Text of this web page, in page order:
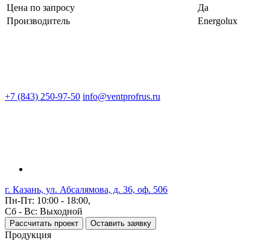
Цена по запросу
Да
Производитель
Energolux
+7 (843) 250-97-50 info@ventprofrus.ru
г. Казань, ул. Абсалямова, д. 36, оф. 506
Пн-Пт: 10:00 - 18:00,
Сб - Вс: Выходной
Рассчитать проект Оставить заявку
Продукция